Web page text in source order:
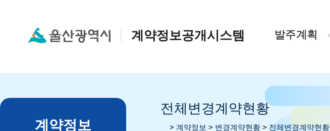
계약정보공개시스템 발주계획
계약정보
전체변경계약현황
home
> 계약정보 > 변경계약현황 > 전체변경계약현황